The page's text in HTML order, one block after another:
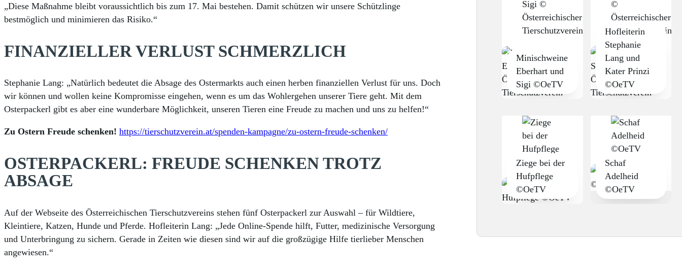
„Diese Maßnahme bleibt voraussichtlich bis zum 17. Mai bestehen. Damit schützen wir unsere Schützlinge
bestmöglich und minimieren das Risiko.“
FINANZIELLER VERLUST SCHMERZLICH
Stephanie Lang: „Natürlich bedeutet die Absage des Ostermarkts auch einen herben finanziellen Verlust für uns. Doch
wir können und wollen keine Kompromisse eingehen, wenn es um das Wohlergehen unserer Tiere geht. Mit dem
Osterpackerl gibt es aber eine wunderbare Möglichkeit, unseren Tieren eine Freude zu machen und uns zu helfen!“
Zu Ostern Freude schenken! https://tierschutzverein.at/spenden-kampagne/zu-ostern-freude-schenken/
OSTERPACKERL: FREUDE SCHENKEN TROTZ
ABSAGE
Auf der Webseite des Österreichischen Tierschutzvereins stehen fünf Osterpackerl zur Auswahl – für Wildtiere,
Kleintiere, Katzen, Hunde und Pferde. Hofleiterin Lang: „Jede Online-Spende hilft, Futter, medizinische Versorgung
und Unterbringung zu sichern. Gerade in Zeiten wie diesen sind wir auf die großzügige Hilfe tierlieber Menschen
angewiesen.“
Minischweine
Eberhart und
Sigi ©OeTV
Hofleiterin
Stephanie
Lang und
Kater Prinzi
©OeTV
Ziege bei der
Hufpflege
©OeTV
Schaf
Adelheid
©OeTV